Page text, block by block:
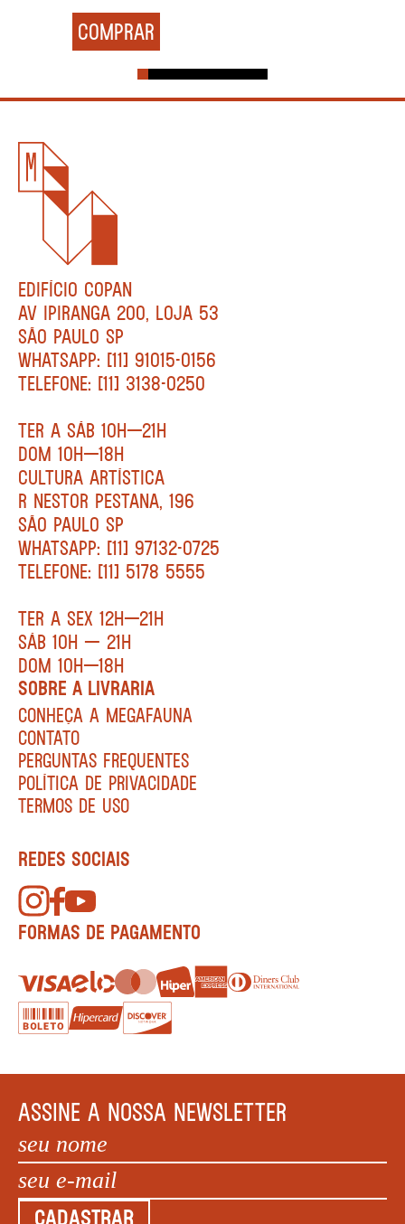
COMPRAR
EDIFÍCIO COPAN
AV IPIRANGA 200, LOJA 53
SÃO PAULO SP
WHATSAPP: [11] 91015-0156
TELEFONE: [11] 3138-0250
TER A SÁB 10H—21H
DOM 10H—18H
CULTURA ARTÍSTICA
R NESTOR PESTANA, 196
SÃO PAULO SP
WHATSAPP: [11] 97132-0725
TELEFONE: [11] 5178 5555
TER A SEX 12H—21H
SÁB 10H — 21H
DOM 10H—18H
SOBRE A LIVRARIA
CONHEÇA A MEGAFAUNA
CONTATO
PERGUNTAS FREQUENTES
POLÍTICA DE PRIVACIDADE
TERMOS DE USO
REDES SOCIAIS
FORMAS DE PAGAMENTO
ASSINE A NOSSA NEWSLETTER
CADASTRAR